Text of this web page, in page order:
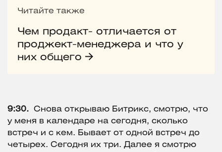
Читайте также
Чем продакт- отличается от
проджект-менеджера и что у
них общего
9:30.
Снова открываю Битрикс, смотрю, что
у меня в календаре на сегодня, сколько
встреч и с кем. Бывает от одной встреч до
четырех. Сегодня их три. Далее я смотрю